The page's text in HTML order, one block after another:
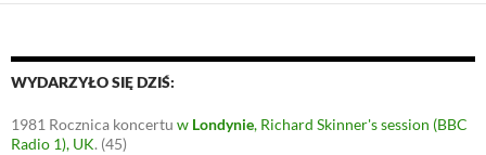
WYDARZYŁO SIĘ DZIŚ:
1981 Rocznica koncertu w Londynie, Richard Skinner's session (BBC
Radio 1), UK. (45)